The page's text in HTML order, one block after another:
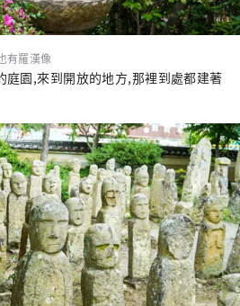
有羅漢像
庭園,來到開放的地方,那裡到處都建著